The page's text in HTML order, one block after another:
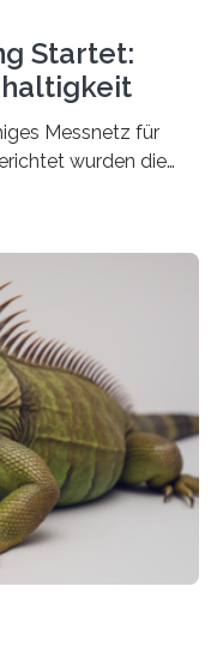
Startet:
Messnetz für
wurden die
ihren Bericht zur
das
Ernährung und
(23. Oktober 2025).
sich neuerdings
wurden sie
des